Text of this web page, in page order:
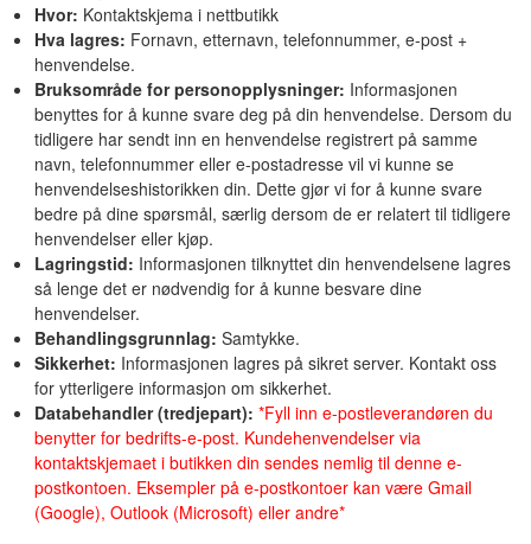
Hvor: Kontaktskjema i nettbutikk
Hva lagres: Fornavn, etternavn, telefonnummer, e-post +
henvendelse.
Bruksområde for personopplysninger: Informasjonen
benyttes for å kunne svare deg på din henvendelse. Dersom du
tidligere har sendt inn en henvendelse registrert på samme
navn, telefonnummer eller e-postadresse vil vi kunne se
henvendelseshistorikken din. Dette gjør vi for å kunne svare
bedre på dine spørsmål, særlig dersom de er relatert til tidligere
henvendelser eller kjøp.
Lagringstid: Informasjonen tilknyttet din henvendelsene lagres
så lenge det er nødvendig for å kunne besvare dine
henvendelser.
Behandlingsgrunnlag: Samtykke.
Sikkerhet: Informasjonen lagres på sikret server. Kontakt oss
for ytterligere informasjon om sikkerhet.
Databehandler (tredjepart): *Fyll inn e-postleverandøren du
benytter for bedrifts-e-post. Kundehenvendelser via
kontaktskjemaet i butikken din sendes nemlig til denne e-
postkontoen. Eksempler på e-postkontoer kan være Gmail
(Google), Outlook (Microsoft) eller andre*